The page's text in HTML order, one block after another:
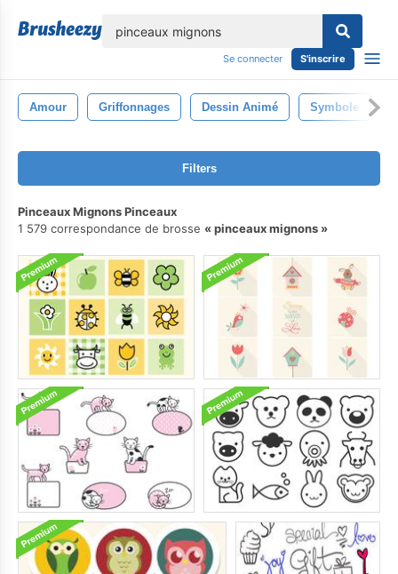
Se connecter S'inscrire
Amour Griffonnages Dessin Animé Symbole
Filters
Pinceaux Mignons Pinceaux
1 579 correspondance de brosse
pinceaux mignons